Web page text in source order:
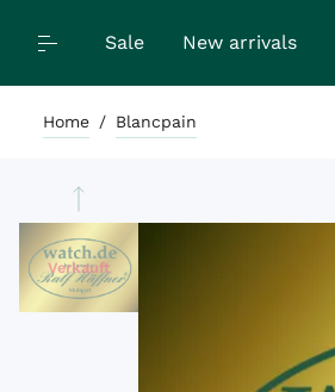
Sale New arrivals
Home / Blancpain
Verkauft